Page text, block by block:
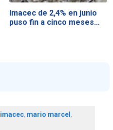
Imacec de 2,4% en junio
puso fin a cinco meses…
imacec, mario marcel,